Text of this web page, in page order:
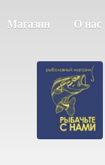
Магазин О нас